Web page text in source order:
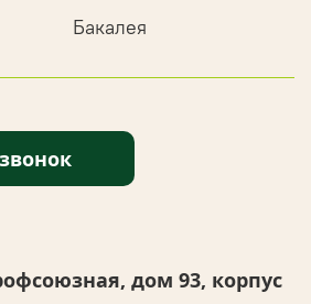
Бакалея
дом 93, корпус